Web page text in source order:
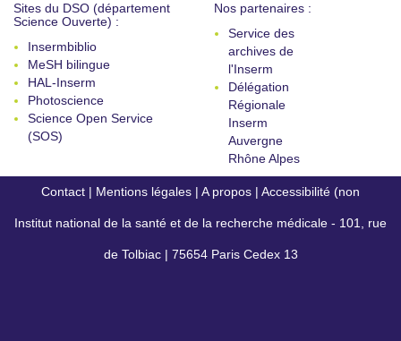
Sites du DSO (département
Science Ouverte) :
Insermbiblio
MeSH bilingue
HAL-Inserm
Photoscience
Science Open Service
(SOS)
Nos partenaires :
Service des
archives de
l'Inserm
Délégation
Régionale
Inserm
Auvergne
Rhône Alpes
Contact | Mentions légales | A propos | Accessibilité (non
conforme)
Institut national de la santé et de la recherche médicale - 101, rue
de Tolbiac | 75654 Paris Cedex 13